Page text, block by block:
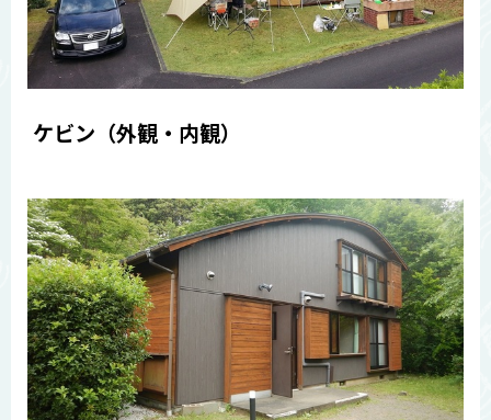
ケビン（外観・内観）